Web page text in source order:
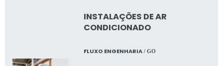
industriais e corporativos.
Este serviço detalhado
melhoria, otimização de
INSTALAÇÕES DE AR
CONDICIONADO
FLUXO ENGENHARIA/ GO